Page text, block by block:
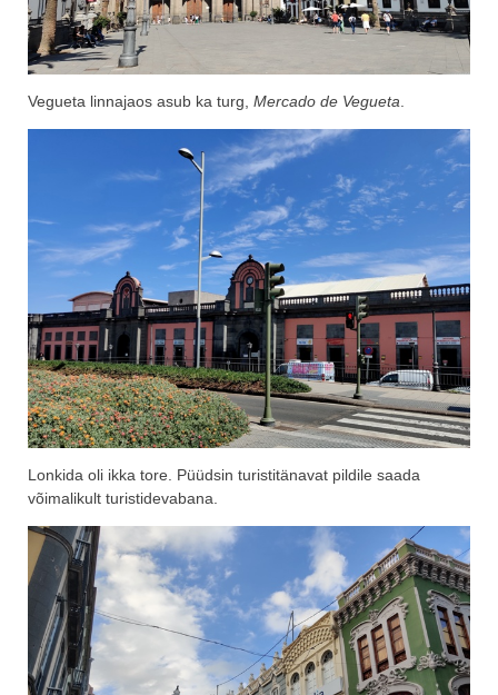
Vegueta linnajaos asub ka turg, Mercado de Vegueta.
Lonkida oli ikka tore. Püüdsin turistitänavat pildile saada
võimalikult turistidevabana.